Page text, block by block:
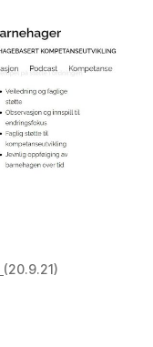
(20.9.21)